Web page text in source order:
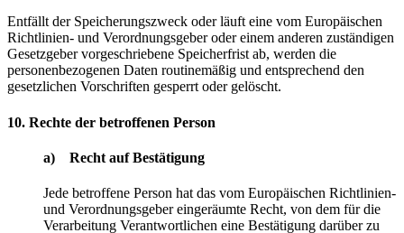
Entfällt der Speicherungszweck oder läuft eine vom Europäischen
Richtlinien- und Verordnungsgeber oder einem anderen zuständigen
Gesetzgeber vorgeschriebene Speicherfrist ab, werden die
personenbezogenen Daten routinemäßig und entsprechend den
gesetzlichen Vorschriften gesperrt oder gelöscht.
10. Rechte der betroffenen Person
a) Recht auf Bestätigung
Jede betroffene Person hat das vom Europäischen Richtlinien-
und Verordnungsgeber eingeräumte Recht, von dem für die
Verarbeitung Verantwortlichen eine Bestätigung darüber zu